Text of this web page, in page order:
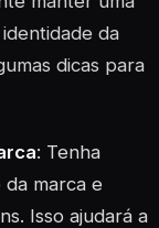
da
dicas para
: Tenha
da marca e
Isso ajudará a